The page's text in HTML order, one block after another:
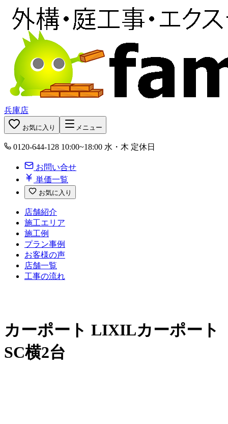
兵庫店
お気に入り メニュー
0120-644-128 10:00~18:00 水・木 定休日
お問い合せ
単価一覧
お気に入り
店舗紹介
施工エリア
施工例
プラン事例
お客様の声
店舗一覧
工事の流れ
カーポート LIXILカーポート
SC横2台